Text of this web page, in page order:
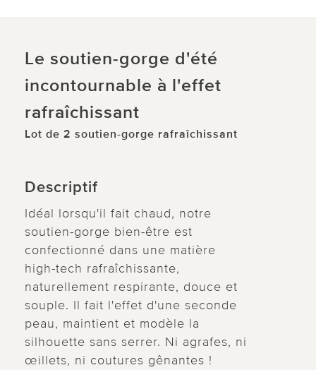
Le soutien-gorge d'été
incontournable à l'effet
rafraîchissant
Lot de 2 soutien-gorge rafraîchissant
Descriptif
Idéal lorsqu'il fait chaud, notre
soutien-gorge bien-être est
confectionné dans une matière
high-tech rafraîchissante,
naturellement respirante, douce et
souple. Il fait l'effet d'une seconde
peau, maintient et modèle la
silhouette sans serrer. Ni agrafes, ni
œillets, ni coutures gênantes !